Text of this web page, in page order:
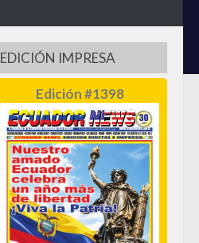
EDICIÓN IMPRESA
Edición #1398